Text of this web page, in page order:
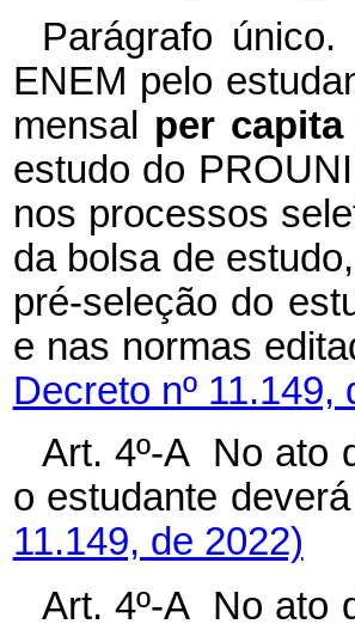
Parágrafo
ENEM pelo
mensal per capita
estudo do
nos processos
da bolsa de
pré-seleção do
e nas normas
Decreto nº 11.149,
Art. 4º-A No ato
o estudante
11.149, de 2022)
Art. 4º-A No ato